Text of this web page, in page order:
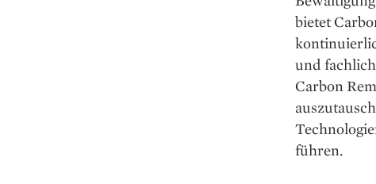
bietet
und
Carbon
führen.